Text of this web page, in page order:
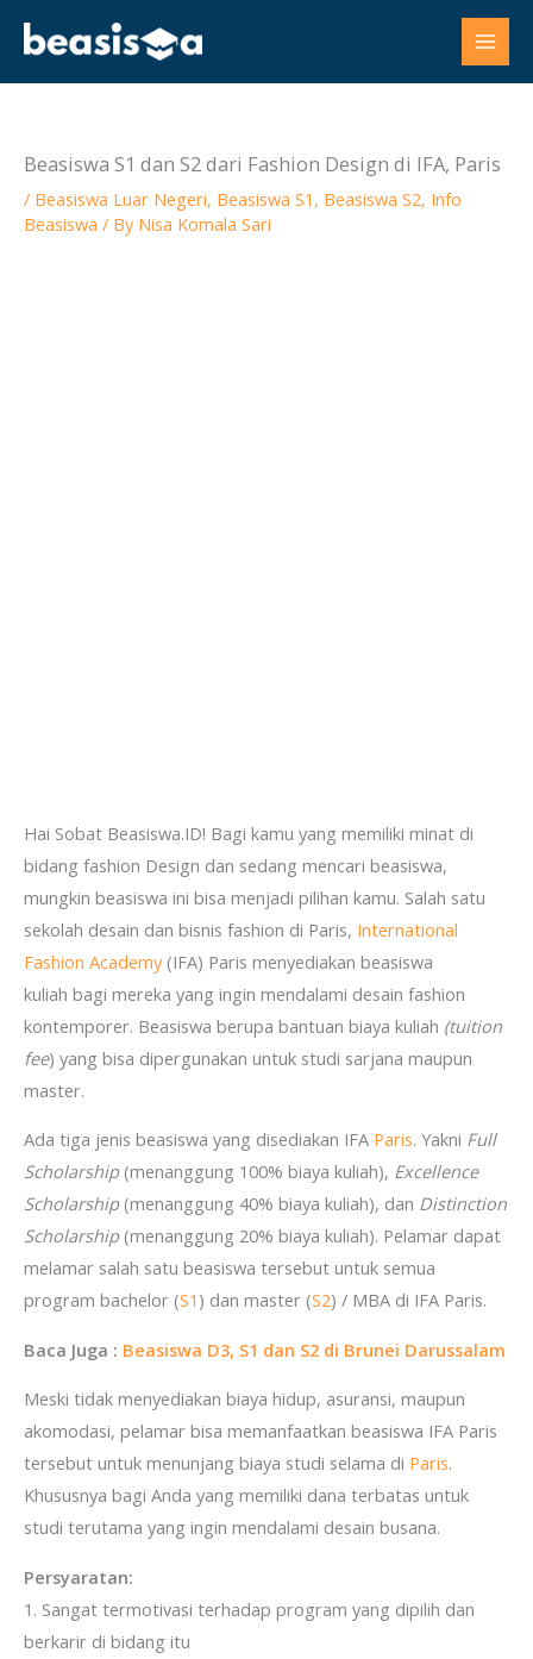
content
Beasiswa S1 dan S2 dari Fashion Design di IFA, Paris
/ Beasiswa Luar Negeri, Beasiswa S1 , Beasiswa S2, Info
Beasiswa / By Nisa Komala Sari
Hai Sobat Beasiswa.ID! Bagi kamu yang memiliki minat di
bidang fashion Design dan sedang mencari beasiswa,
mungkin beasiswa ini bisa menjadi pilihan kamu. Salah satu
sekolah desain dan bisnis fashion di Paris, International
Fashion Academy (IFA) Paris menyediakan beasiswa
kuliah bagi mereka yang ingin mendalami desain fashion
kontemporer. Beasiswa berupa bantuan biaya kuliah (tuition
fee) yang bisa dipergunakan untuk studi sarjana maupun
master.
Ada tiga jenis beasiswa yang disediakan IFA Paris. Yakni Full
Scholarship(menanggung 100% biaya kuliah), Excellence
Scholarship(menanggung 40% biaya kuliah), dan Distinction
Scholarship(menanggung 20% biaya kuliah). Pelamar dapat
melamar salah satu beasiswa tersebut untuk semua
program bachelor (S1 ) dan master (S2) / MBA di IFA Paris.
Baca Juga : Beasiswa D3, S1 dan S2 di Brunei Darussalam
Meski tidak menyediakan biaya hidup, asuransi, maupun
akomodasi, pelamar bisa memanfaatkan beasiswa IFA Paris
tersebut untuk menunjang biaya studi selama di Paris.
Khususnya bagi Anda yang memiliki dana terbatas untuk
studi terutama yang ingin mendalami desain busana.
Persyaratan:
1. Sangat termotivasi terhadap program yang dipilih dan
berkarir di bidang itu